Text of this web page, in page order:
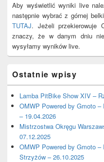
Aby wyświetlić wyniki live
następnie wybrać z górnej belki
TUTAJ. Jeżeli przekierowuje
znaczy, że w danym dniu
wysyłamy wyników live.
Ostatnie wpisy
Lamba PitBike Show XIV –
OMWP Powered by Gmoto
– 19.04.2026
Mistrzostwa Okręgu
07.12.2025
OMWP Powered by Gmoto
Strzyżów – 26.10.2025